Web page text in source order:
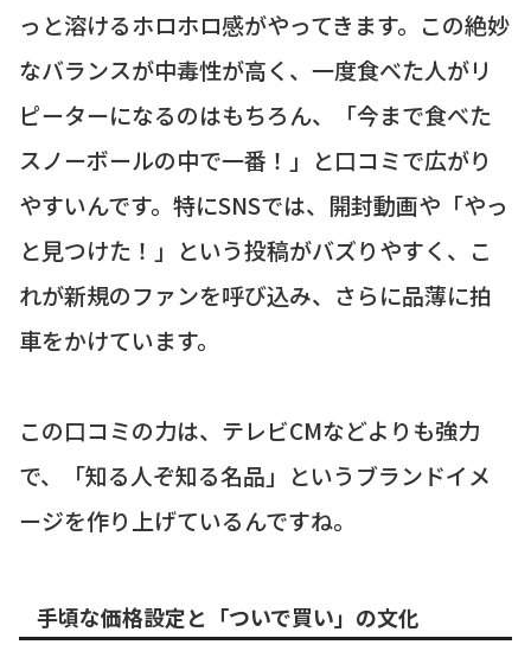
っと溶けるホロホロ感がやってきます。この絶妙
なバランスが中毒性が高く、一度食べた人がリ
ピーターになるのはもちろん、「今まで食べた
スノーボールの中で一番！」と口コミで広がり
やすいんです。特にSNSでは、開封動画や「やっ
と見つけた！」という投稿がバズりやすく、こ
れが新規のファンを呼び込み、さらに品薄に拍
車をかけています。
この口コミの力は、テレビCMなどよりも強力
で、「知る人ぞ知る名品」というブランドイメ
ージを作り上げているんですね。
手頃な価格設定と「ついで買い」の文化